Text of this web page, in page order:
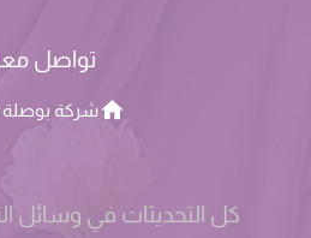
تواصل
شركة بوصلة
كل التحديثات في وسائل